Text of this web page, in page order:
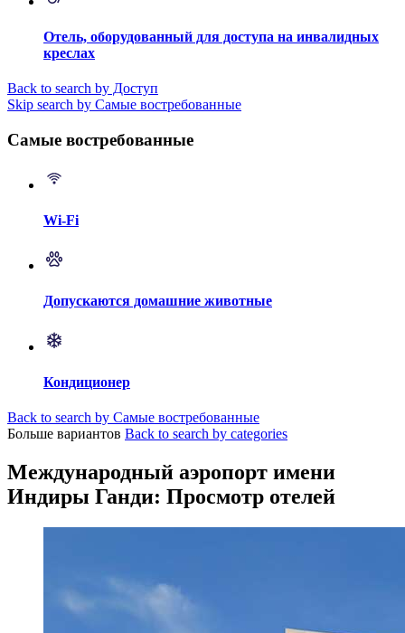
Отель, оборудованный для доступа на инвалидных
креслах
Back to search by Доступ
Skip search by Самые востребованные
Самые востребованные
Wi-Fi
Допускаются домашние животные
Кондиционер
Back to search by Самые востребованные
Больше вариантов Back to search by categories
Международный аэропорт имени
Индиры Ганди: Просмотр отелей